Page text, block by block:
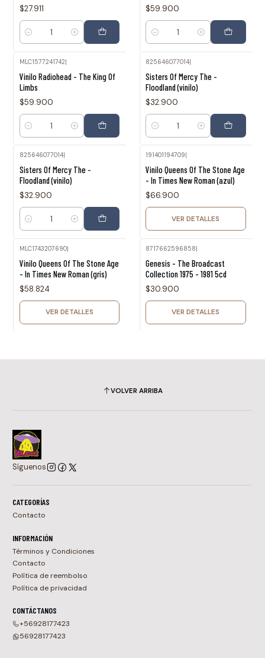
$27.911
Cantidad
$59.900
Cantidad
MLC1577241742|
Vinilo Radiohead - The King Of
Limbs
$59.900
Cantidad
825646077014|
Sisters Of Mercy The -
Floodland (vinilo)
$32.900
Cantidad
825646077014|
Sisters Of Mercy The -
Floodland (vinilo)
$32.900
Cantidad
191401194709
Vinilo Queens Of The Stone Age
- In Times New Roman (azul)
$66.900
VER DETALLES
MLC1743207690|
Vinilo Queens Of The Stone Age
- In Times New Roman (gris)
$58.824
VER DETALLES
8717662596858|
Genesis - The Broadcast
Collection 1975 - 1981 5cd
$30.900
VER DETALLES
VOLVER ARRIBA
Síguenos
CATEGORÍAS
Contacto
INFORMACIÓN
Términos y Condiciones
Contacto
Política de reembolso
Política de privacidad
CONTÁCTANOS
+56928177423
56928177423